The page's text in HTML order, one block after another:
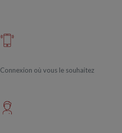
Connexion où vous le souhaitez